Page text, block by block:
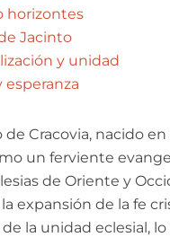
horizontes
Jacinto
y unidad
Cracovia, nacido en
un ferviente
de Oriente y
expansión de la fe
la unidad eclesial,